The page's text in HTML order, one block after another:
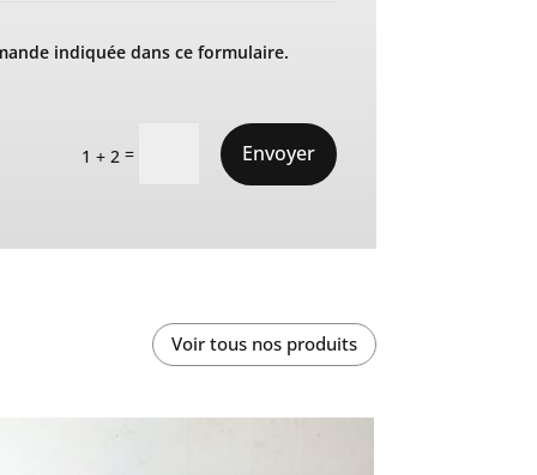
indiquée dans ce formulaire.
1 + 2 = Envoyer
Voir tous nos produits